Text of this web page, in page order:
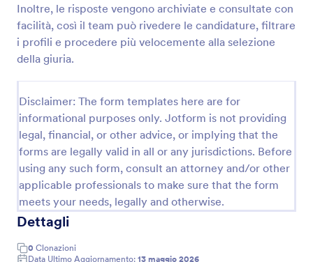
Inoltre, le risposte vengono archiviate e consultate con
facilità, così il team può rivedere le candidature, filtrare
i profili e procedere più velocemente alla selezione
della giuria.
Disclaimer: The form templates here are for
informational purposes only. Jotform is not providing
legal, financial, or other advice, or implying that the
forms are legally valid in all or any jurisdictions. Before
using any such form, consult an attorney and/or other
applicable professionals to make sure that the form
meets your needs, legally and otherwise.
Dettagli
0 Clonazioni
Data Ultimo Aggiornamento: 13 maggio 2026
utilizzato dagli istituti di credito per decidere se
offrire un prestito ad una persona che richiede un
finanziamento da un istituto finanziario. Utilizza
questo modulo per raccogliere le informazioni
necessarie riguardo i richiedenti al fine di decidere
informazioni necessarie che rimarranno disponibili
per essere consultate in un secondo momento. Una
volta creato il modulo, è possibile condividerlo con
un link o incorporarlo nel proprio sito web. Sara'
sufficiente sincronizzarsi con il servizio di
archiviazione prescelto per visualizzare tutti gli invii
attraverso un'unica piattaforma. Per gli utenti più
esperti, è possibile integrare il modulo con Google
Drive, Dropbox, Box o con un processore di
pagamento di terze parti come Stripe o PayPal, per
sfruttare al meglio le informazioni raccolte.
Personalizza il tuo Modulo di Richiesta
Go to Category:
Moduli di Domanda
Anteprima